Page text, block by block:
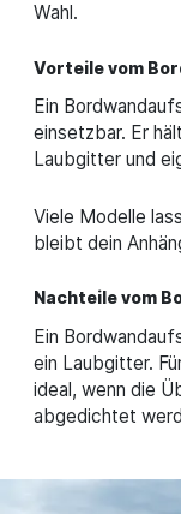
Wahl.
Vorteile vom
Ein
einsetzbar. Er
Laubgitter und
Viele Modelle
bleibt dein
Nachteile vom
Ein
ein Laubgitter.
ideal, wenn die
abgedichtet